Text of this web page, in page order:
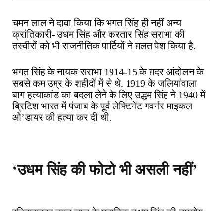
चमन लाल ने दावा किया कि भगत सिंह ही नहीं अन्य
क्रांतिकारी- उधम सिंह और करतार सिंह सराभा की
तस्वीरों को भी राजनीतिक पार्टियों ने ग़लत पेश किया है.
भगत सिंह के नायक सराभा 1914-15 के ग़दर आंदोलन के
सबसे कम उम्र के शहीदों में से थे. 1919 के जलियांवाला
बाग हत्याकांड का बदला लेने के लिए उद्धम सिंह ने 1940 में
ब्रिटिश भारत में पंजाब के पूर्व लेफ्टिनेंट गवर्नर माइकल
ओ’डायर की हत्या कर दी थी.
‘उधम सिंह की फोटो भी असली नहीं’